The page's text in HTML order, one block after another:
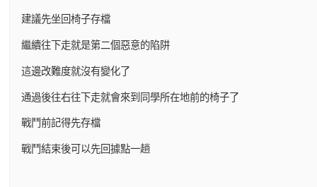
建議先坐回椅子存檔
繼續往下走就是第二個惡意的陷阱
這邊改難度就沒有變化了
通過後往右往下走就會來到同學所在地前的椅子了
戰鬥前記得先存檔
戰鬥結束後可以先回據點一趟